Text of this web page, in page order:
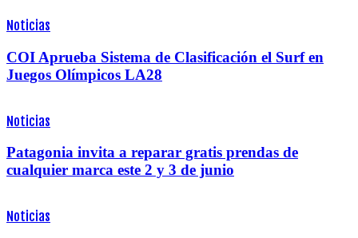
Noticias
COI Aprueba Sistema de Clasificación el Surf en
Juegos Olímpicos LA28
Noticias
Patagonia invita a reparar gratis prendas de
cualquier marca este 2 y 3 de junio
Noticias